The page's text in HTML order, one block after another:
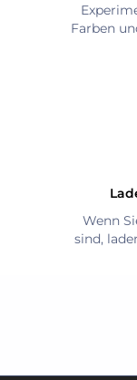
Farben
Wenn
sind,